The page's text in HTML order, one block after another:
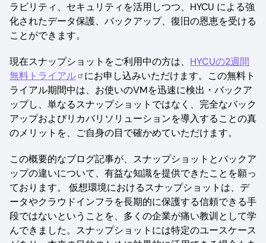
ラビリティ、セキュリティを活用しつつ、HYCU による強
化されたデータ保護、バックアップ、復旧の恩恵を受ける
ことができます。
現在スナップショットをご利用中の方は、 HYCUの2週間
無料トライアル
にお申し込みいただけます。この無料ト
ライアル期間中は、お使いのVMを迅速に検出・バックア
ップし、単なるスナップショットではなく、完全なバック
アップおよびリカバリソリューションを導入することの真
のメリットを、ご自身の目で確かめていただけます。
この概要的なブログ記事が、スナップショットとバックア
ップの違いについて、有益な知識を提供できたことを願っ
ております。 仮想環境におけるスナップショットは、デ
ータやクラウドインフラを長期的に保護する信頼できる手
段ではないということを、多くの企業が痛い教训として学
んできました。スナップショットには特定のユースケース